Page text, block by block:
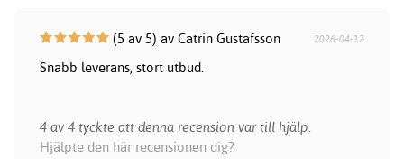
(5 av 5) av Catrin Gustafsson 2026-04-12
Snabb leverans, stort utbud.
4 av 4 tyckte att denna recension var till hjälp.
Hjälpte den här recensionen dig?